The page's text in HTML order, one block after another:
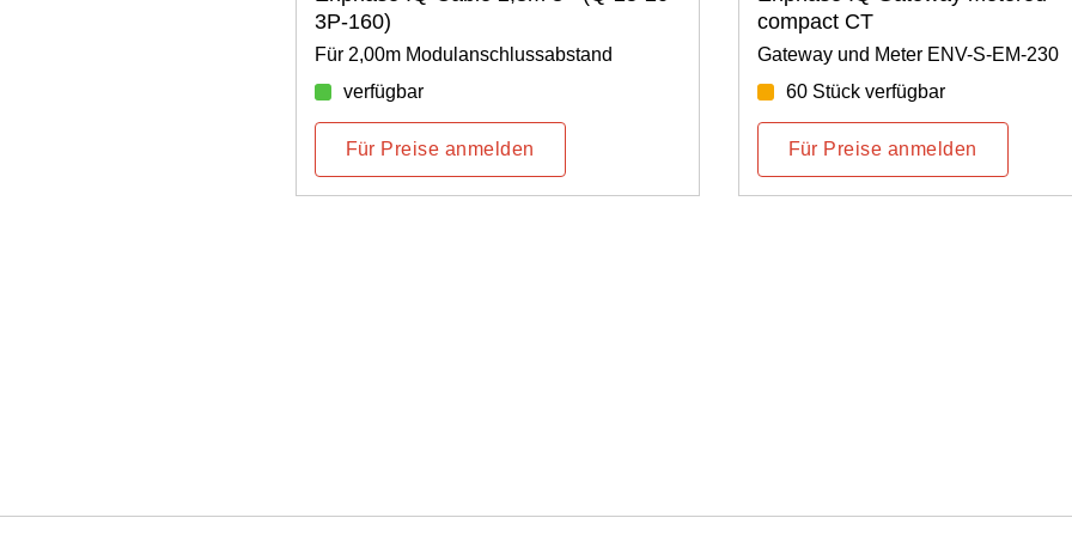
3P-160)
Für 2,00m Modulanschlussabstand
verfügbar
Für Preise anmelden
compact CT
Gateway und Meter ENV-S-EM-230
60 Stück verfügbar
Für Preise anmelden